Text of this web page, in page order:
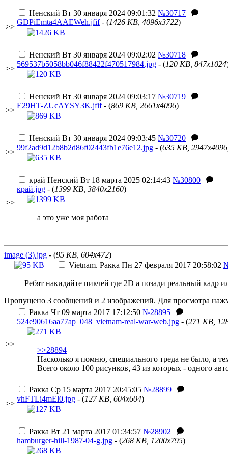
>>
Ненский Вт 30 января 2024 09:01:32 №30717
GDPiEmta4AAEWeh.jfif- (1426 KB, 4096x3722)
>>
Ненский Вт 30 января 2024 09:02:02 №30718
569537b5058bb046f88422f470517984.jpg - (120 KB, 847x1024
>>
Ненский Вт 30 января 2024 09:03:17 №30719
E29HT-ZUcAYSY3K.jfif- (869 KB, 2661x4096)
>>
Ненский Вт 30 января 2024 09:03:45 №30720
99f2ad9d12b8b2d86f02443fb1e76e12.jpg - (635 KB, 2947x4096
>>
край Ненский Вт 18 марта 2025 02:14:43 №30800
край.jpg - (1399 KB, 3840x2160)
а это уже моя работа
image (3).jpg - (95 KB, 604x472)
Vietnam. Ракка Пн 27 февраля 2017 20:58:02
Ребят накидайте пикчей где 2D а позади реальный кадр
Пропущено 3 сообщений и 2 изображений. Для просмотра
>>
Ракка Чт 09 марта 2017 17:12:50 №28895
524e90616aa77ap_048_vietnam-real-war-web.jpg - (271 KB,
>>28894
Насколько я помню, специального треда не было, а
Всего около 100 рисунков, 43 из которых - одного
>>
Ракка Ср 15 марта 2017 20:45:05 №28899
vhFTLi4mEl0.jpg - (127 KB, 604x604)
Ракка Вт 21 марта 2017 01:34:57 №28902
hamburger-hill-1987-04-g.jpg - (268 KB, 1200x795)